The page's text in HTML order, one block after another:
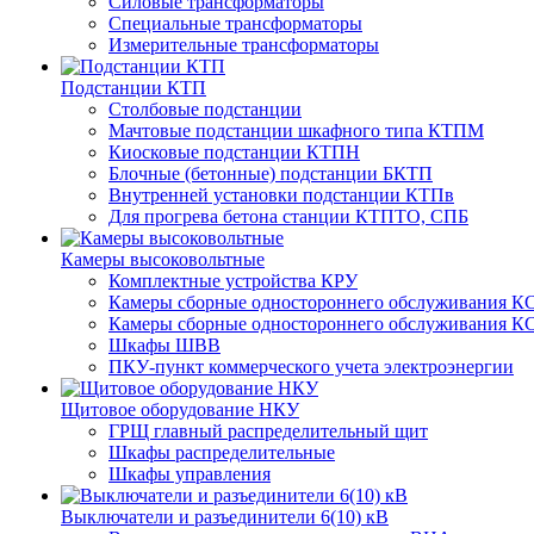
Специальные трансформаторы
Измерительные трансформаторы
Подстанции КТП
Столбовые подстанции
Мачтовые подстанции шкафного типа КТПМ
Киосковые подстанции КТПН
Блочные (бетонные) подстанции БКТП
Внутренней установки подстанции КТПв
Для прогрева бетона станции КТПТО, СПБ
Камеры высоковольтные
Комплектные устройства КРУ
Камеры сборные одностороннего обслуживания
Камеры сборные одностороннего обслуживания
Шкафы ШВВ
ПКУ-пункт коммерческого учета электроэнергии
Щитовое оборудование НКУ
ГРЩ главный распределительный щит
Шкафы распределительные
Шкафы управления
Выключатели и разъединители 6(10) кВ